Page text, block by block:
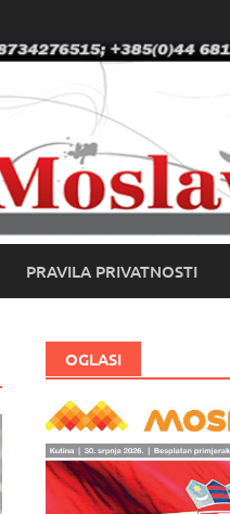
PRAVILA PRIVATNOSTI
OGLASI